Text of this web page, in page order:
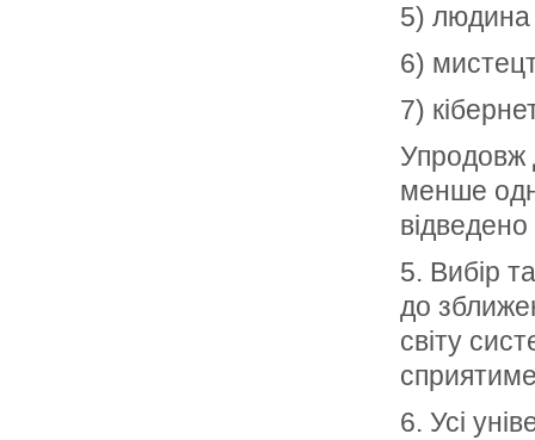
5) людина
6)
7)
Упродовж
менше
5. Вибір
до
світу
сприятиме
6. Усі